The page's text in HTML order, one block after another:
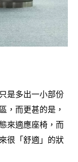
是多出一小部份
， 而更甚的是 ，
來適應座椅 ， 而
很「舒適」的狀